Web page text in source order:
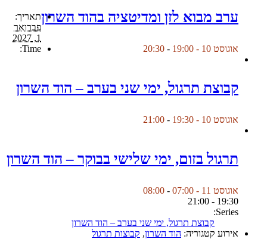
ערב מבוא לזן ומדיטציה בהוד השרון
אוגוסט 10 - 19:00 -
20:30
קבוצת תרגול, ימי שני בערב – הוד השרון
אוגוסט 10 - 19:30 -
21:00
תרגול בזום, ימי שלישי בבוקר – הוד השרון
אוגוסט 11 - 07:00 -
08:00
תאריך:
פברואר
1, 2027
Time:
19:30 - 21:00
Series:
קבוצת תרגול, ימי שני בערב – הוד השרון
אירוע קטגוריה: הוד השרון, קבוצות תרגול